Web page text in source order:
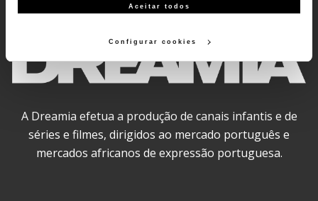
publicidade personalizada). Pode gerir a utilização dos
Aceitar todos
Configurar cookies
A Dreamia efetua a produção de canais infantis e de
séries e filmes, dirigidos ao mercado português e
mercados africanos de expressão portuguesa.